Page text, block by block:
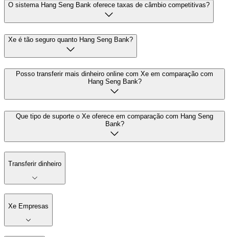
O sistema Hang Seng Bank oferece taxas de câmbio competitivas?
Xe é tão seguro quanto Hang Seng Bank?
Posso transferir mais dinheiro online com Xe em comparação com
Hang Seng Bank?
Que tipo de suporte o Xe oferece em comparação com Hang Seng
Bank?
Transferir dinheiro
Xe Empresas